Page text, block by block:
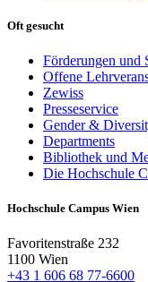
Oft gesucht
Förderungen und
Offene
Zewiss
Presseservice
Gender &
Departments
Bibliothek und
Die Hochschule
Hochschule Campus Wien
Favoritenstraße 232
1100 Wien
+43 1 606 68 77-6600